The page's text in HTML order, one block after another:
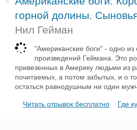
горной долины.
Нил Гейман
"Американские боги" - одно из
произведений Геймана. Это
привезенных в Америку людьми из
почитаемых, а потом забытых, и о
остаться равнодушным ни один
Читать отрывок бесплатно Где